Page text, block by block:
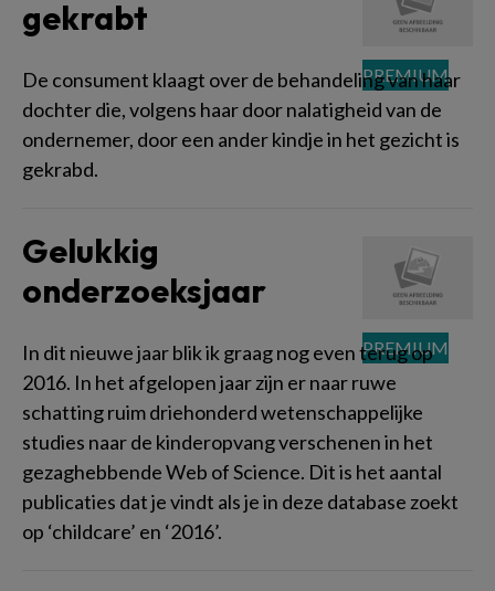
gekrabt
De consument klaagt over de behandeling van haar
dochter die, volgens haar door nalatigheid van de
ondernemer, door een ander kindje in het gezicht is
gekrabd.
Gelukkig
onderzoeksjaar
In dit nieuwe jaar blik ik graag nog even terug op
2016. In het afgelopen jaar zijn er naar ruwe
schatting ruim driehonderd wetenschappelijke
studies naar de kinderopvang verschenen in het
gezaghebbende Web of Science. Dit is het aantal
publicaties dat je vindt als je in deze database zoekt
op ‘childcare’ en ‘2016’.